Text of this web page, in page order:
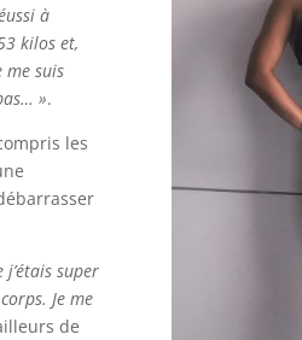
à
kilos et,
me suis
».
les
super
Je me
de